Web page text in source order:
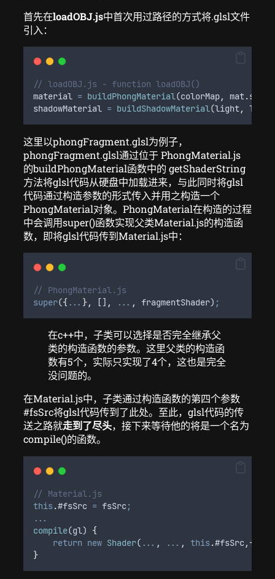
首先在loadOBJ.js中首次用过路径的方式将.glsl文件
引入：
// loadOBJ.js - function loadOBJ()
material = buildPhongMaterial(colorMap, mat.
shadowMaterial = buildShadowMaterial(light,
这里以phongFragment.glsl为例子，
phongFragment.glsl通过位于 PhongMaterial.js
的buildPhongMaterial函数中的 getShaderString
方法将glsl代码从硬盘中加载进来，与此同时将glsl
代码通过构造参数的形式传入并用之构造一个
PhongMaterial对象。PhongMaterial在构造的过程
中会调用super()函数实现父类Material.js的构造函
数，即将glsl代码传到Material.js中：
// PhongMaterial.js
super({ ... }, [] , ... , fragmentShader) ;
在c++中，子类可以选择是否完全继承父
类的构造函数的参数。这里父类的构造函
数有5个，实际只实现了4个，这也是完全
没问题的。
在Material.js中，子类通过构造函数的第四个参数
#fsSrc将glsl代码传到了此处。至此，glsl代码的传
送之路就走到了尽头，接下来等待他的将是一个名为
compile()的函数。
// Material.js
this.#fsSrc = fsSrc ;
...
compile(gl) {
return new Shader( ... , ... , this.#fsSrc ,{
}